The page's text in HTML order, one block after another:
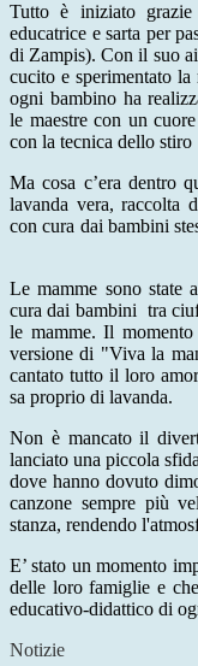
​​Tutto è iniziato grazie
educatrice e sarta per
di Zampis). Con il suo
cucito e sperimentato
ogni bambino ha
le maestre con un
con la tecnica dello stiro
​​Ma cosa c’era dentro
lavanda vera, raccolta
con cura dai bambini
​​Le mamme sono state
cura dai bambini tra
le mamme. Il
versione di "Viva la
cantato tutto il loro
sa proprio di lavanda.
​​Non è mancato il
lanciato una piccola
dove hanno dovuto
canzone sempre più
stanza, rendendo
​E’ stato un momento
delle loro famiglie e
educativo-didattico di
Notizie